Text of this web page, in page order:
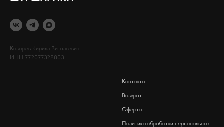
Козырев Кирилл Витальевич
ИНН 772077328803
Контакты
Возврат
Оферта
Политика обработки персональных